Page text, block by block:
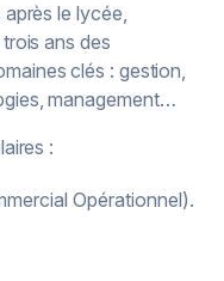
le lycée,
ans des
clés : gestion,
management…
:
Opérationnel).